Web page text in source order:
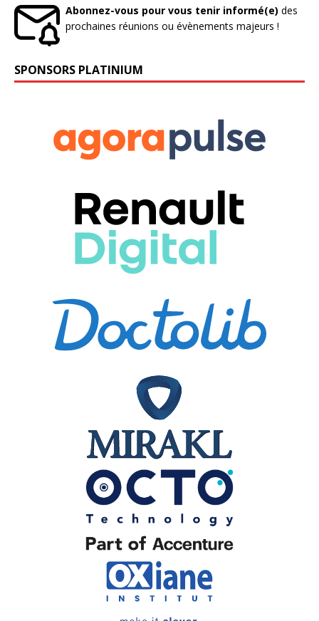
Abonnez-vous pour vous tenir informé(e) des
prochaines réunions ou évènements majeurs !
SPONSORS PLATINIUM